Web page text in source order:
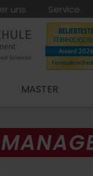
uns Service
MASTER